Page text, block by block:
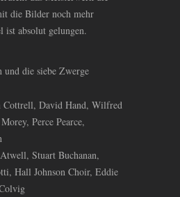
die Bilder noch mehr
ist absolut gelungen.
und die siebe Zwerge
David Hand, Wilfred
Perce Pearce,
Stuart Buchanan,
Hall Johnson Choir, Eddie